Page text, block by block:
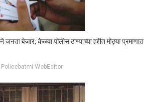
जनता बेजार; केळवा पोलीस ठाण्याच्या हद्दीत मोठ्या प्रमाणात
Policebatmi WebEditor